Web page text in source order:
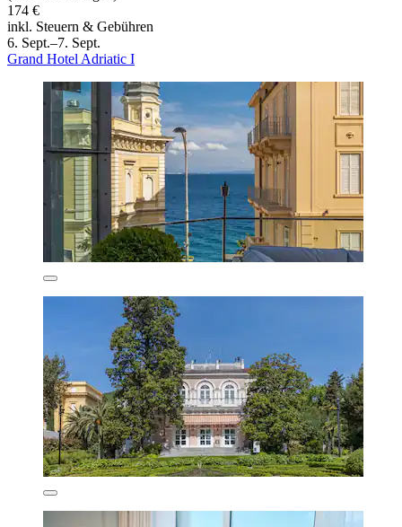
174 €
inkl. Steuern & Gebühren
6. Sept.–7. Sept.
Grand Hotel Adriatic I